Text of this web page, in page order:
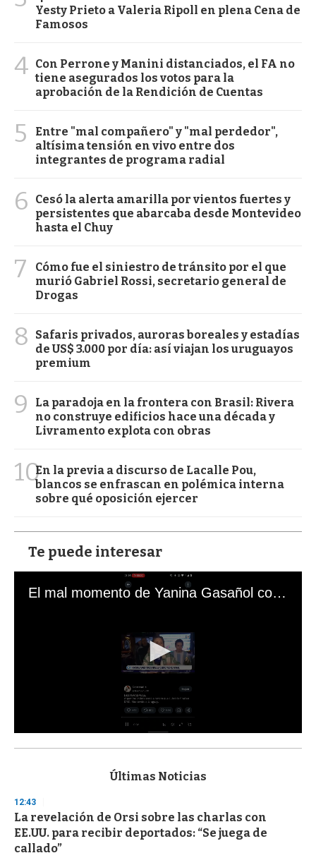
Yesty Prieto a Valeria Ripoll en plena Cena de
Famosos
4 Con Perrone y Manini distanciados, el FA no
tiene asegurados los votos para la
aprobación de la Rendición de Cuentas
5
Entre "mal compañero" y "mal perdedor",
altísima tensión en vivo entre dos
integrantes de programa radial
6
Cesó la alerta amarilla por vientos fuertes y
persistentes que abarcaba desde Montevideo
hasta el Chuy
7
Cómo fue el siniestro de tránsito por el que
murió Gabriel Rossi, secretario general de
Drogas
8
Safaris privados, auroras boreales y estadías
de US$ 3.000 por día: así viajan los uruguayos
premium
9
La paradoja en la frontera con Brasil: Rivera
no construye edificios hace una década y
Livramento explota con obras
10En la previa a discurso de Lacalle Pou,
blancos se enfrascan en polémica interna
sobre qué oposición ejercer
Te puede interesar
El mal momento de Yanina Gasañol con un hincha argentino en "Subrayado"
s
d
s
o
f
3
Últimas Noticias
12:43
La revelación de Orsi sobre las charlas con
EE.UU. para recibir deportados: “Se juega de
callado”